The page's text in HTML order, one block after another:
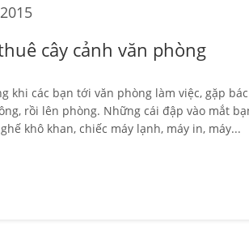
cây cảnh văn phòng
khi các bạn tới văn phòng làm việc, gặp
rồi lên phòng. Những cái đập vào mắt
khô khan, chiếc máy lạnh, máy in, máy...